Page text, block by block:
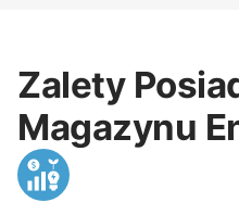
Zalety
Magazynu